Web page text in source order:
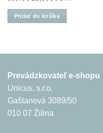
cena
bola:
cena
je:
Pridať do košíka
Prevádzkovateľ e-shopu
Unicus, s.r.o.
Gaštanová 3089/50
010 07 Žilina